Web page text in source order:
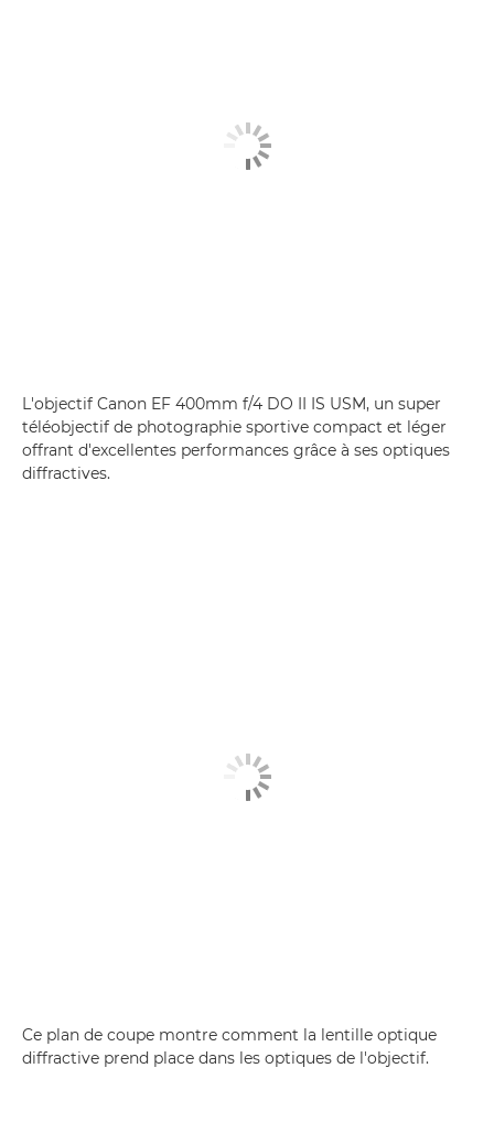
L'objectif Canon EF 400mm f/4 DO II IS USM, un super
téléobjectif de photographie sportive compact et léger
offrant d'excellentes performances grâce à ses optiques
diffractives.
Ce plan de coupe montre comment la lentille optique
diffractive prend place dans les optiques de l'objectif.